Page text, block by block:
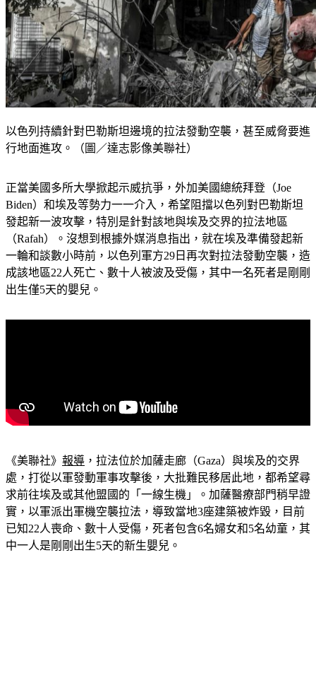
行地面進攻。（圖／達志影像美聯社）
Biden）和埃及等勢力一一介入，希望阻擋以色列對巴勒斯坦
發起新一波攻擊，特別是針對該地與埃及交界的拉法地區
（Rafah）。沒想到根據外媒消息指出，就在埃及準備發起新
一輪和談數小時前，以色列軍方29日再次對拉法發動空襲，造
成該地區22人死亡、數十人被波及受傷，其中一名死者是剛剛
出生僅5天的嬰兒。
處，打從以軍發動軍事攻擊後，大批難民移居此地，都希望尋
求前往埃及或其他盟國的「一線生機」。加薩醫療部門稍早證
實，以軍派出軍機空襲拉法，導致當地3座建築被炸毀，目前
已知22人喪命、數十人受傷，死者包含6名婦女和5名幼童，其
中一人是剛剛出生5天的新生嬰兒。